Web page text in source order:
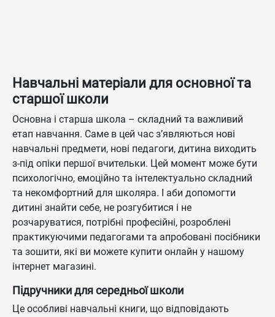
Навчальні матеріали для основної та
старшої школи
Основна і старша школа – складний та важливий
етап навчання. Саме в цей час з’являються нові
навчальні предмети, нові педагоги, дитина виходить
з-під опіки першої вчительки. Цей момент може бути
психологічно, емоційно та інтелектуально складний
та некомфортний для школяра. І аби допомогти
дитині знайти себе, не розгубитися і не
розчаруватися, потрібні професійні, розроблені
практикуючими педагогами та апробовані посібники
та зошити, які ви можете купити онлайн у нашому
інтернет магазині.
Підручники для середньої школи
Це особливі навчальні книги, що відповідають